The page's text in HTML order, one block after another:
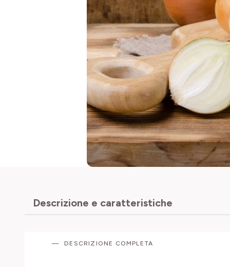
Descrizione e caratteristiche
DESCRIZIONE COMPLETA